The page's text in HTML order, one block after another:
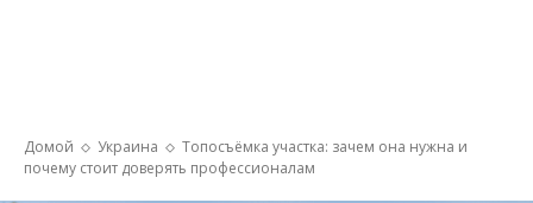
Домой Украина
Топосъёмка участка: зачем она нужна и
почему стоит доверять профессионалам